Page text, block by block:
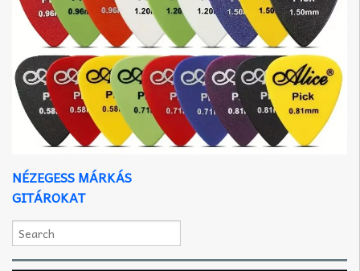
NÉZEGESS MÁRKÁS
GITÁROKAT